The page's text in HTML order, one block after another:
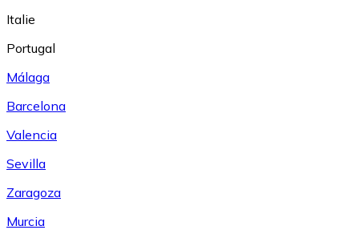
Italie
Portugal
Málaga
Barcelona
Valencia
Sevilla
Zaragoza
Murcia